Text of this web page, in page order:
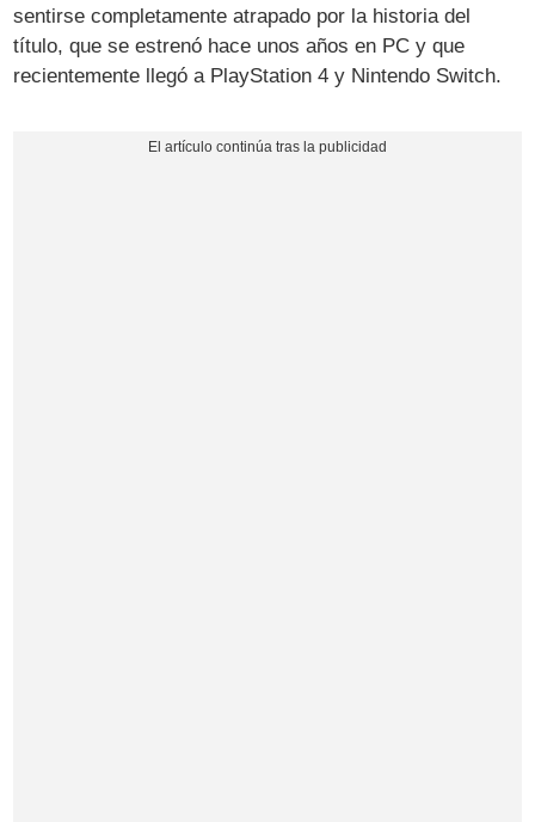
sentirse completamente atrapado por la historia del
título, que se estrenó hace unos años en PC y que
recientemente llegó a PlayStation 4 y Nintendo Switch.